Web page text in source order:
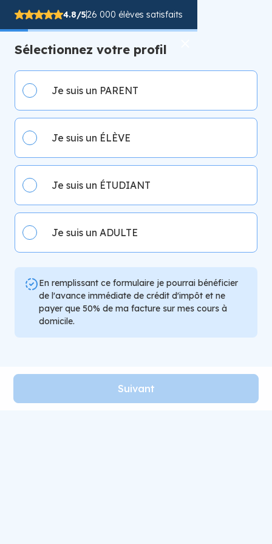
4.8/526 000 élèves satisfaits
Sélectionnez votre profil
Je suis un PARENT
Je suis un ÉLÈVE
Je suis un ÉTUDIANT
Je suis un ADULTE
En remplissant ce formulaire je pourrai bénéficier
de l'avance immédiate de crédit d'impôt et ne
payer que 50% de ma facture sur mes cours à
domicile.
Suivant